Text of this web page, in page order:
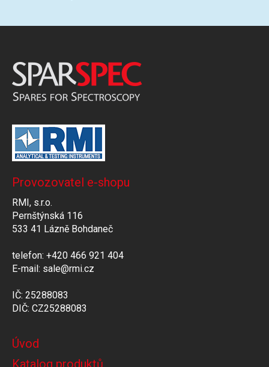
Provozovatel e-shopu
RMI, s.r.o.
Pernštýnská 116
533 41 Lázně Bohdaneč
telefon: +420 466 921 404
E-mail: sale@rmi.cz
IČ: 25288083
DIČ: CZ25288083
Úvod
Katalog produktů